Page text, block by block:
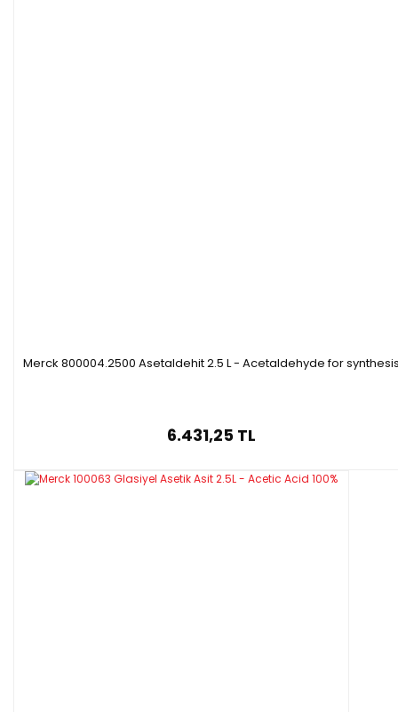
Merck 800004.2500 Asetaldehit 2.5 L - Acetaldehyde for
6.431,25 TL